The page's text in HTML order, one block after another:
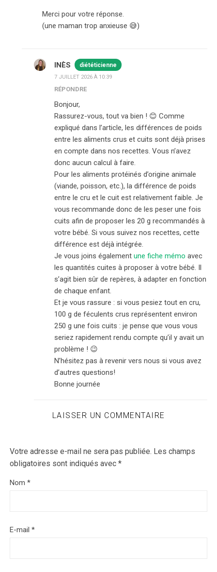
Merci pour votre réponse.
(une maman trop anxieuse 😅)
INÈS diététicienne
7 JUILLET 2026 À 10:39
RÉPONDRE
Bonjour,
Rassurez-vous, tout va bien ! 😊 Comme
expliqué dans l’article, les différences de poids
entre les aliments crus et cuits sont déjà prises
en compte dans nos recettes. Vous n’avez
donc aucun calcul à faire.
Pour les aliments protéinés d’origine animale
(viande, poisson, etc.), la différence de poids
entre le cru et le cuit est relativement faible. Je
vous recommande donc de les peser une fois
cuits afin de proposer les 20 g recommandés à
votre bébé. Si vous suivez nos recettes, cette
différence est déjà intégrée.
Je vous joins également une fiche mémo avec
les quantités cuites à proposer à votre bébé. Il
s’agit bien sûr de repères, à adapter en fonction
de chaque enfant.
Et je vous rassure : si vous pesiez tout en cru,
100 g de féculents crus représentent environ
250 g une fois cuits : je pense que vous vous
seriez rapidement rendu compte qu’il y avait un
problème ! 😉
N’hésitez pas à revenir vers nous si vous avez
d’autres questions!
Bonne journée
LAISSER UN COMMENTAIRE
Votre adresse e-mail ne sera pas publiée. Les champs
obligatoires sont indiqués avec *
Nom *
E-mail *